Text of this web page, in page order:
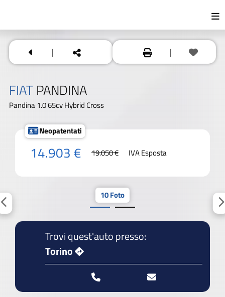
| |
FIAT PANDINA
Pandina 1.0 65cv Hybrid Cross
Neopatentati
14.903 € 19.050 € IVA Esposta
10 Foto
Trovi quest'auto presso:
Torino